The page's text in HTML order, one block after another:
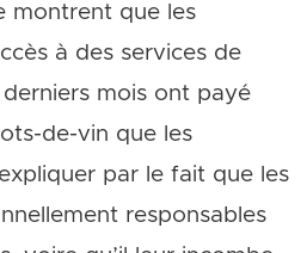
montrent que les
à des services de
derniers mois ont payé
de-vin que les
par le fait que les
responsables